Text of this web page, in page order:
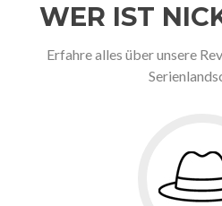
WER IST
Erfahre alles über unsere